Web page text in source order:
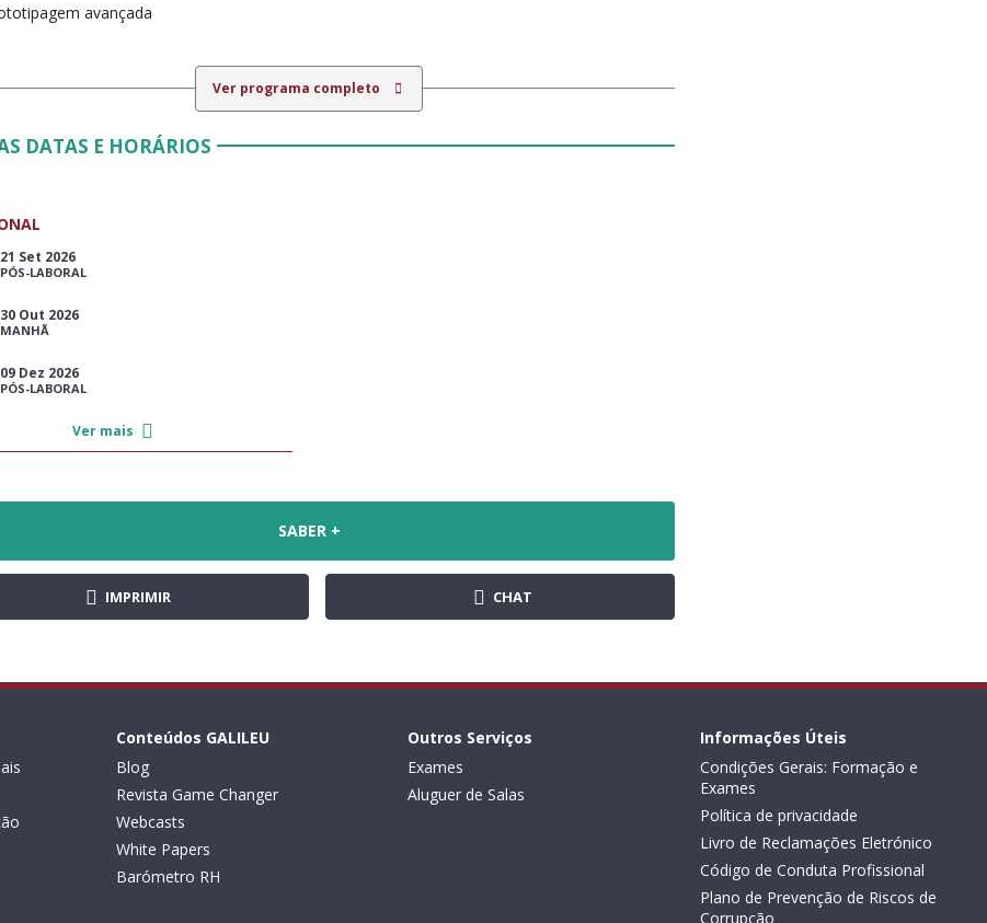
avançada
Ver programa completo
DATAS E HORÁRIOS
21 Set 2026
PÓS-LABORAL
30 Out 2026
MANHÃ
09 Dez 2026
PÓS-LABORAL
Ver mais
SABER +
IMPRIMIR CHAT
Conteúdos GALILEU
Blog
Revista Game Changer
Webcasts
White Papers
Barómetro RH
Outros Serviços
Exames
Aluguer de Salas
Informações Úteis
Condições Gerais: Formação e
Exames
Política de privacidade
Livro de Reclamações Eletrónico
Código de Conduta Profissional
Plano de Prevenção de Riscos de
Corrupção